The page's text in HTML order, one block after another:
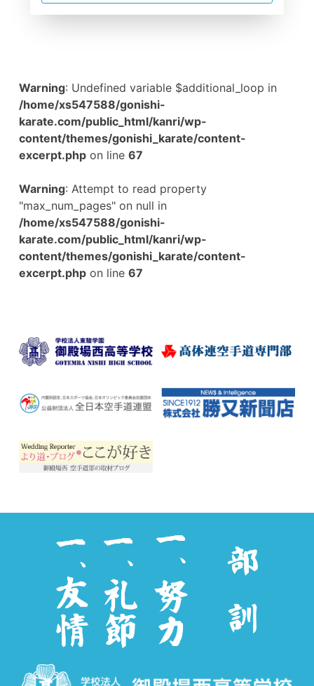
Warning: Undefined variable $additional_loop in
/home/xs547588/gonishi-
karate.com/public_html/kanri/wp-
content/themes/gonishi_karate/content-
excerpt.phpon line 67
Warning: Attempt to read property
"max_num_pages" on null in
/home/xs547588/gonishi-
karate.com/public_html/kanri/wp-
content/themes/gonishi_karate/content-
excerpt.phpon line 67